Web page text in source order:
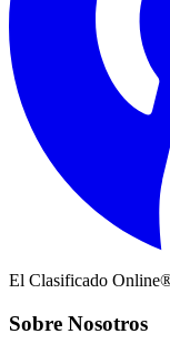
El Clasificado
Sobre Nosotros